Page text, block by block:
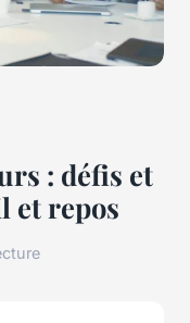
: défis et
et repos